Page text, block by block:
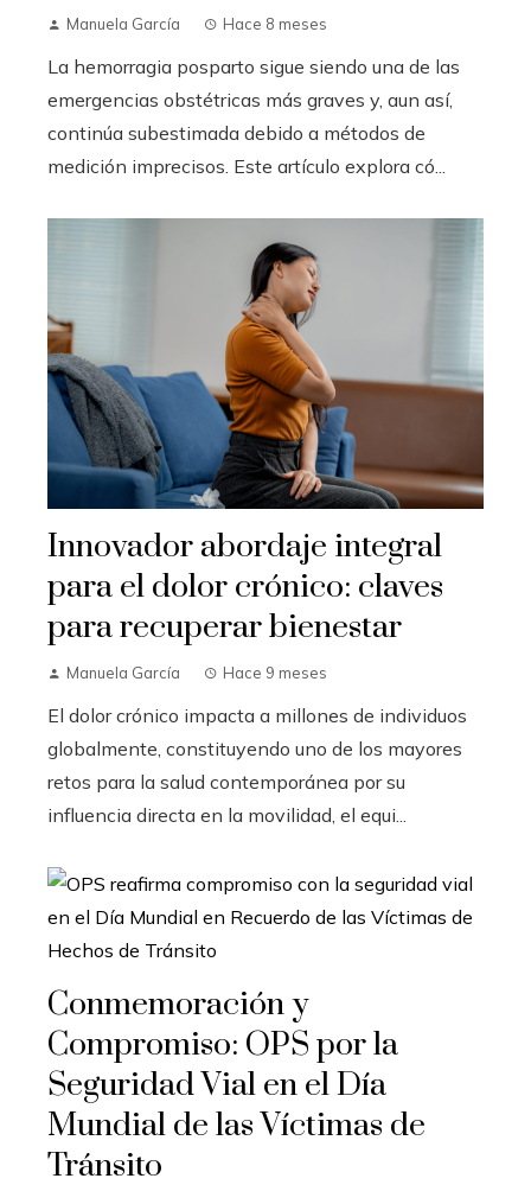
Manuela García Hace 8 meses
La hemorragia posparto sigue siendo una de las
emergencias obstétricas más graves y, aun así,
continúa subestimada debido a métodos de
medición imprecisos. Este artículo explora có...
Innovador abordaje integral
para el dolor crónico: claves
para recuperar bienestar
Manuela García Hace 9 meses
El dolor crónico impacta a millones de individuos
globalmente, constituyendo uno de los mayores
retos para la salud contemporánea por su
influencia directa en la movilidad, el equi...
Conmemoración y
Compromiso: OPS por la
Seguridad Vial en el Día
Mundial de las Víctimas de
Tránsito